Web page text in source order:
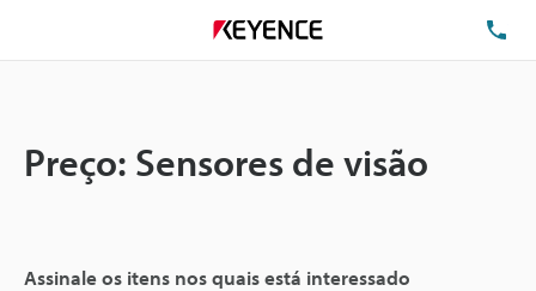
Preço: Sensores de visão
Assinale os itens nos quais está interessado